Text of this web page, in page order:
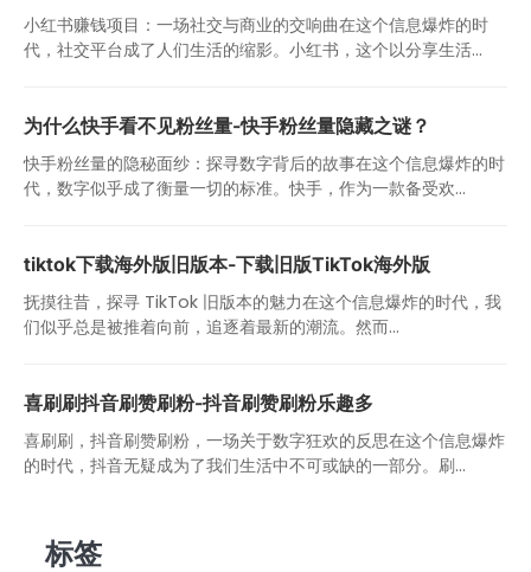
小红书赚钱项目：一场社交与商业的交响曲在这个信息爆炸的时
代，社交平台成了人们生活的缩影。小红书，这个以分享生活...
为什么快手看不见粉丝量-快手粉丝量隐藏之谜？
快手粉丝量的隐秘面纱：探寻数字背后的故事在这个信息爆炸的时
代，数字似乎成了衡量一切的标准。快手，作为一款备受欢...
tiktok下载海外版旧版本-下载旧版TikTok海外版
抚摸往昔，探寻 TikTok 旧版本的魅力在这个信息爆炸的时代，我
们似乎总是被推着向前，追逐着最新的潮流。然而...
喜刷刷抖音刷赞刷粉-抖音刷赞刷粉乐趣多
喜刷刷，抖音刷赞刷粉，一场关于数字狂欢的反思在这个信息爆炸
的时代，抖音无疑成为了我们生活中不可或缺的一部分。刷...
标签